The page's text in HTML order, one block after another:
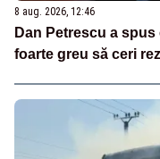
8 aug. 2026, 12:46
Dan Petrescu a spus
foarte greu să ceri